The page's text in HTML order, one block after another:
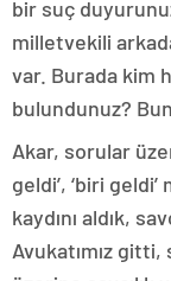
bir suç
milletvekili
var. Burada kim
bulundunuz?
Akar, sorular
geldi’, ‘biri
kaydını aldık,
Avukatımız